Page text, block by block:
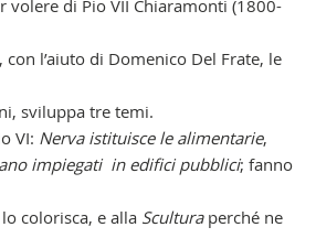
volere di Pio VII Chiaramonti (1800-
l’aiuto di Domenico Del Frate, le
sviluppa tre temi.
VI: Nerva istituisce le alimentarie,
impiegati in edifici pubblici; fanno
colorisca, e alla Sculturaperché ne